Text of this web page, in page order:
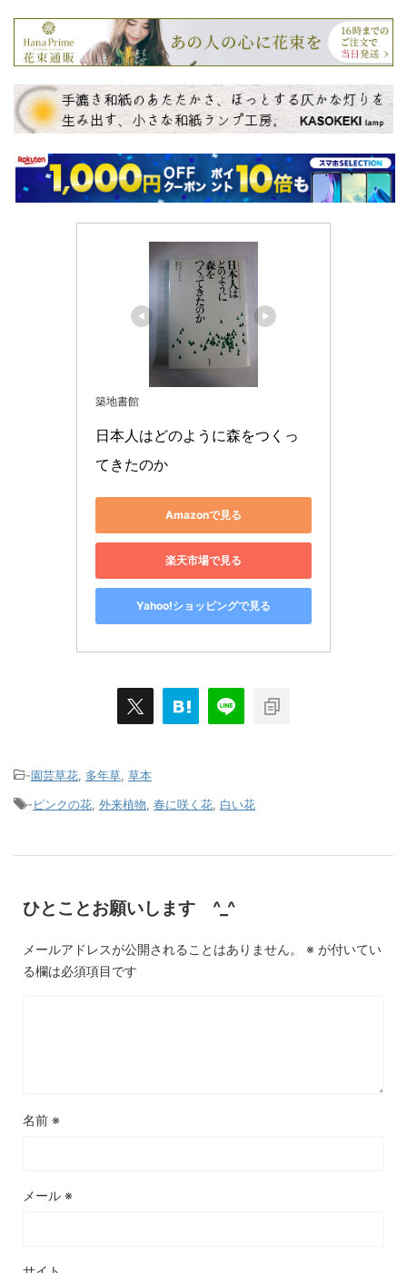
築地書館
日本人はどのように森をつくっ
てきたのか
Amazonで見る
楽天市場で見る
Yahoo!ショッピングで見る
-園芸草花 多年草 草本
-ピンクの花 外来植物 春に咲く花 白い花
ひとことお願いします ^_^
メールアドレスが公開されることはありません。 ※ が付いてい
る欄は必須項目です
名前 ※
メール ※